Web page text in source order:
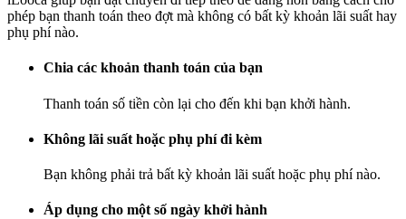
phép bạn thanh toán theo đợt mà không có bất kỳ khoản lãi suất hay
phụ phí nào.
Chia các khoản thanh toán của bạn
Thanh toán số tiền còn lại cho đến khi bạn khởi hành.
Không lãi suất hoặc phụ phí đi kèm
Bạn không phải trả bất kỳ khoản lãi suất hoặc phụ phí nào.
Áp dụng cho một số ngày khởi hành